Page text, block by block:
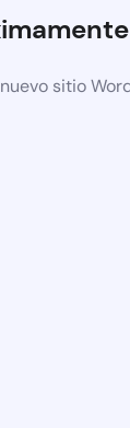
sitio